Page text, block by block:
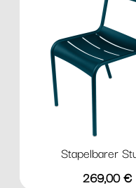
Stapelbarer
Preis
269,00 €